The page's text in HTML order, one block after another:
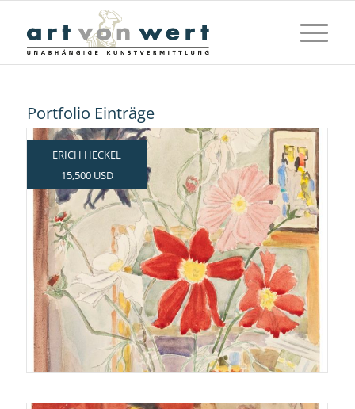
Portfolio Einträge
ERICH HECKEL
15,500 USD